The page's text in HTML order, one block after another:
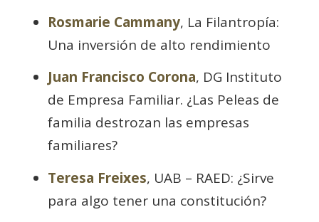
Rosmarie Cammany, La Filantropía:
Una inversión de alto rendimiento
Juan Francisco Corona, DG Instituto
de Empresa Familiar. ¿Las Peleas de
familia destrozan las empresas
familiares?
Teresa Freixes, UAB – RAED: ¿Sirve
para algo tener una constitución?